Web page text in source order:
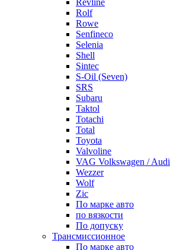
Rolf
Rowe
Senfineco
Selenia
Shell
Sintec
S-Oil (Seven)
SRS
Subaru
Taktol
Totachi
Total
Toyota
Valvoline
VAG Volkswagen / Audi
Wezzer
Wolf
Zic
По марке авто
по вязкости
По допуску
Трансмиссионное
По марке авто